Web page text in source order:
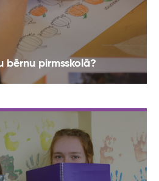
pirmsskolā?